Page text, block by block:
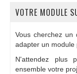
VOTRE MODULE
Vous cherchez un
adapter un module
N'attendez plus
ensemble votre